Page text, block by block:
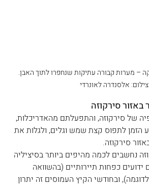
– מערות קבורה עתיקות שנחפרו לתוך האבן.
צילום: אלסנדרה לאונרדי
באזור סירקוזה
של סירקוזה, והתפעלתם מהאדריכלות,
הזמן לתפוס קצת שמש וגלים, ולגלות את
סירקוזה.
נחשבים לכמה מהיפים ביותר בסיציליה
ידועים כפחות תיירותיים (בהשוואה
ובחודשי הקיץ העמוסים זה יתרון